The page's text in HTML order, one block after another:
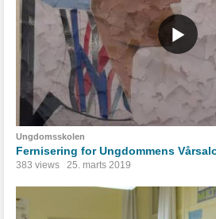
Ungdomsskolen
Fernisering for Ungdommens
383 views 25. marts 2019